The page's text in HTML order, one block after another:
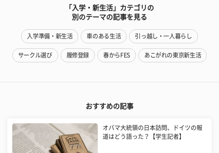
「入学・新生活」カテゴリの
別のテーマの記事を見る
入学準備・新生活 車のある生活 引っ越し・一人暮らし
サークル選び 履修登録 春からFES あこがれの東京新生活
おすすめの記事
オバマ大統領の日本訪問、ドイツの報
道はどう語った？【学生記者】